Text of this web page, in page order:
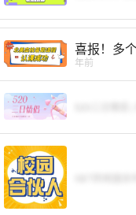
喜报！多
年前